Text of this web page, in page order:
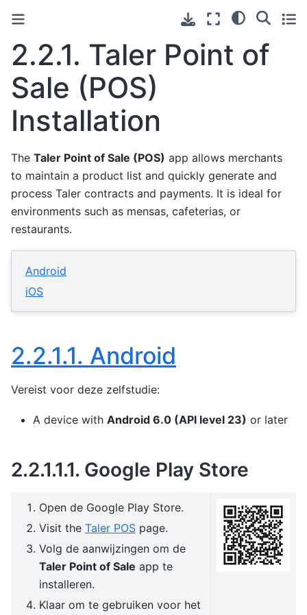
2.2.1. Taler Point of
Sale (POS)
Installation
The Taler Point of Sale (POS) app allows merchants
to maintain a product list and quickly generate and
process Taler contracts and payments. It is ideal for
environments such as mensas, cafeterias, or
restaurants.
Android
iOS
2.2.1.1. Android
Vereist voor deze zelfstudie:
A device with Android 6.0 (API level 23) or later
2.2.1.1.1. Google Play Store
Open de Google Play Store.
Visit the Taler POS page.
Volg de aanwijzingen om de
Taler Point of Sale app te
installeren.
Klaar om te gebruiken voor het